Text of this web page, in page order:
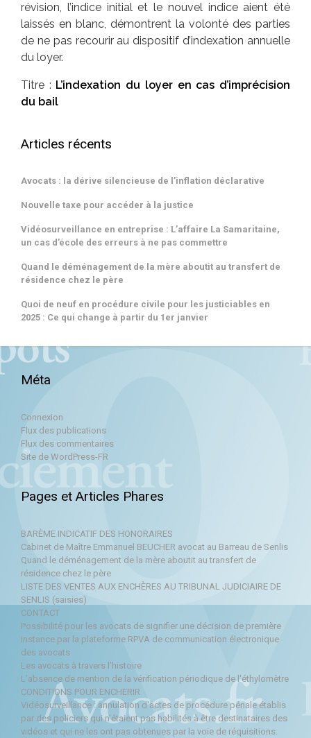
révision, l’indice initial et le nouvel indice aient été
laissés en blanc, démontrent la volonté des parties
de ne pas recourir au dispositif d’indexation annuelle
du loyer.
Titre : L’indexation du loyer en cas d’imprécision
du bail
Articles récents
Avocats : la dérive silencieuse de l’inflation déclarative
Nouvelle taxe pour accéder à la justice
Vidéosurveillance en entreprise : L’affaire La Samaritaine,
un cas d’école des erreurs à ne pas commettre
Quand le déménagement de la mère aboutit au transfert de
résidence chez le père
Quoi de neuf en procédure civile pour les justiciables en
2025 : Ce qui change à partir du 1er janvier
Méta
Connexion
Flux des publications
Flux des commentaires
Site de WordPress-FR
Pages et Articles Phares
BARÈME INDICATIF DES HONORAIRES
Cabinet de Maître Emmanuel BEUCHER avocat au Barreau de Senlis
Quand le déménagement de la mère aboutit au transfert de
résidence chez le père
LISTE DES VENTES AUX ENCHÈRES AU TRIBUNAL JUDICIAIRE DE
SENLIS (saisies)
CONTACT
Possibilité pour les avocats de signifier une décision de première
instance par la plateforme RPVA de communication électronique
des avocats
Les avocats à travers l’histoire
L’absence de mention de la vérification périodique de l'éthylomètre
CONDITIONS POUR ENCHERIR
Vidéosurveillance : annulation d'actes de procédure pénale établis
par des policiers qui n’étaient pas habilités à être destinataires des
vidéos et qui ne les ont pas obtenues par la voie de réquisitions.